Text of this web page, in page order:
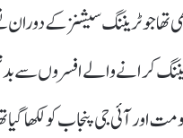
تھا جو ٹریننگ سیشنز کے
کرانے والے افسروں سے
اور آئی جی پنجاب کو لکھا